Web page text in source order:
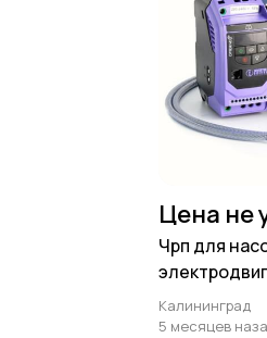
Цена не
Чрп для
квт
Калининград
5 месяцев